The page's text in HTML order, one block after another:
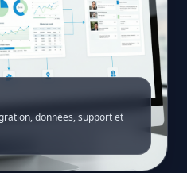
données, support et